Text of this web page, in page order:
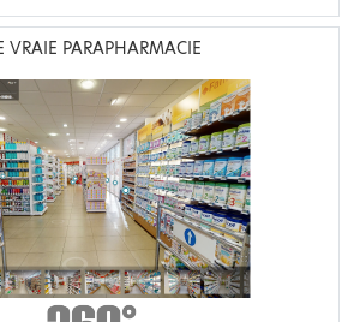
VRAIE PARAPHARMACIE